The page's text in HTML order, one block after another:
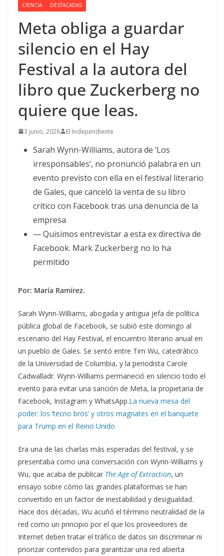
CIENCIA DESTACADAS
Meta obliga a guardar
silencio en el Hay
Festival a la autora del
libro que Zuckerberg no
quiere que leas.
3 junio, 2026 El Independiente
Sarah Wynn-Williams, autora de ‘Los
irresponsables’, no pronunció palabra en un
evento previsto con ella en el festival literario
de Gales, que canceló la venta de su libro
crítico con Facebook tras una denuncia de la
empresa
— Quisimos entrevistar a esta ex directiva de
Facebook. Mark Zuckerberg no lo ha
permitido
Por: María Ramírez.
Sarah Wynn-Williams, abogada y antigua jefa de política
pública global de Facebook, se subió este domingo al
escenario del Hay Festival, el encuentro literario anual en
un pueblo de Gales. Se sentó entre Tim Wu, catedrático
de la Universidad de Columbia, y la periodista Carole
Cadwalladr. Wynn-Williams permaneció en silencio todo el
evento para evitar una sanción de Meta, la propietaria de
Facebook, Instagram y WhatsApp.La nueva mesa del
poder: los ‘tecno bros’ y otros magnates en el banquete
para Trump en el Reino Unido
Era una de las charlas más esperadas del festival, y se
presentaba como una conversación con Wynn-Williams y
Wu, que acaba de publicar The Age of Extraction, un
ensayo sobre cómo las grandes plataformas se han
convertido en un factor de inestabilidad y desigualdad.
Hace dos décadas, Wu acuñó el término neutralidad de la
red como un principio por el que los proveedores de
Internet deben tratar el tráfico de datos sin discriminar ni
priorizar contenidos para garantizar una red abierta